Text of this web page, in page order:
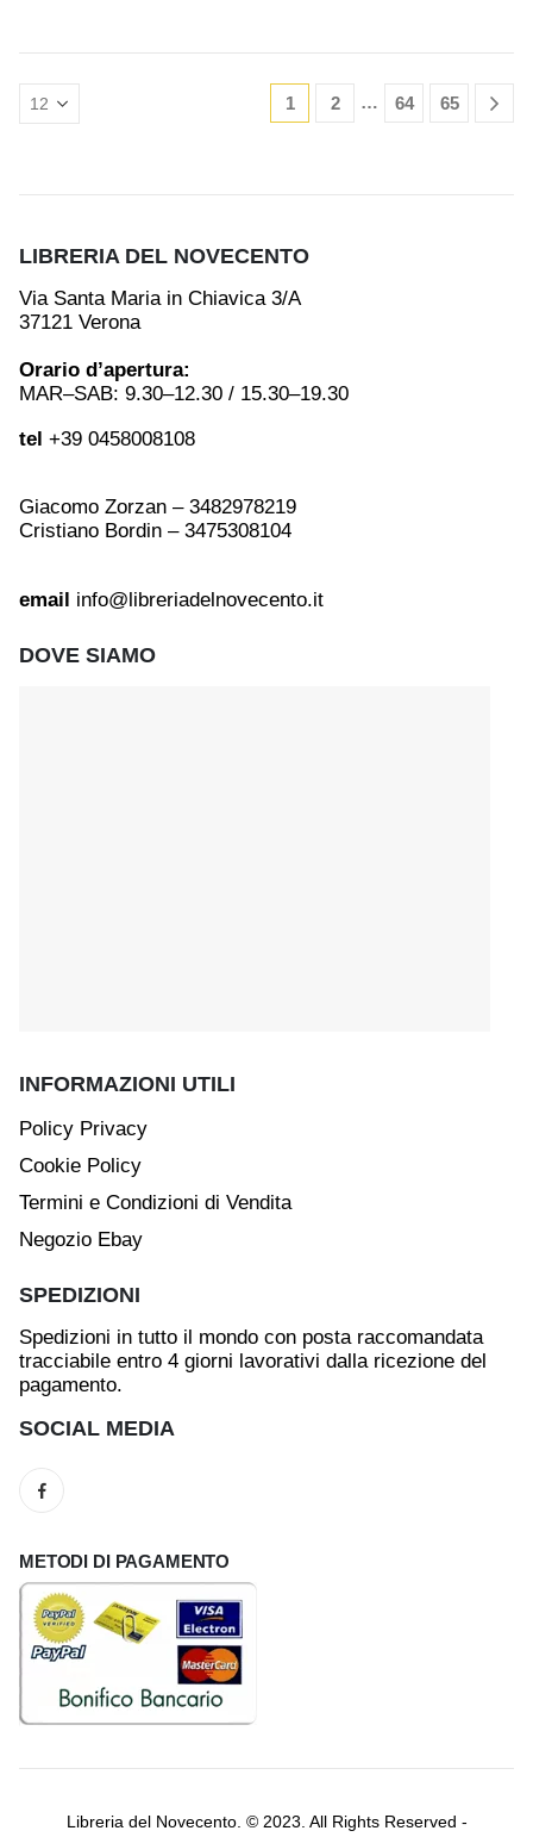
1 2 … 64 65
LIBRERIA DEL NOVECENTO
Via Santa Maria in Chiavica 3/A
37121 Verona
Orario d’apertura:
MAR–SAB: 9.30–12.30 / 15.30–19.30
tel +39 0458008108
Giacomo Zorzan – 3482978219
Cristiano Bordin – 3475308104
email info@libreriadelnovecento.it
DOVE SIAMO
INFORMAZIONI UTILI
Policy Privacy
Cookie Policy
Termini e Condizioni di Vendita
Negozio Ebay
SPEDIZIONI
Spedizioni in tutto il mondo con posta raccomandata
tracciabile entro 4 giorni lavorativi dalla ricezione del
pagamento.
SOCIAL MEDIA
METODI DI PAGAMENTO
Libreria del Novecento. © 2023. All Rights Reserved -